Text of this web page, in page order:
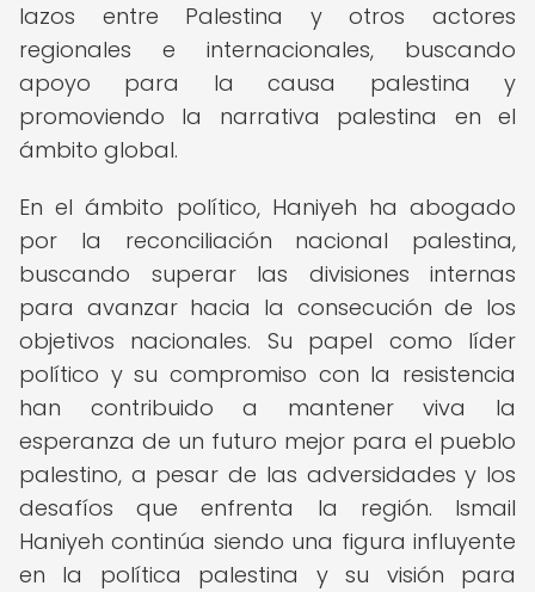
lazos entre Palestina y otros actores
regionales e internacionales, buscando
apoyo para la causa palestina y
promoviendo la narrativa palestina en el
ámbito global.
En el ámbito político, Haniyeh ha abogado
por la reconciliación nacional palestina,
buscando superar las divisiones internas
para avanzar hacia la consecución de los
objetivos nacionales. Su papel como líder
político y su compromiso con la resistencia
han contribuido a mantener viva la
esperanza de un futuro mejor para el pueblo
palestino, a pesar de las adversidades y los
desafíos que enfrenta la región. Ismail
Haniyeh continúa siendo una figura influyente
en la política palestina y su visión para